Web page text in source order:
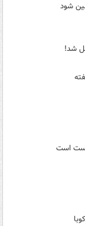
شود
شد!
است